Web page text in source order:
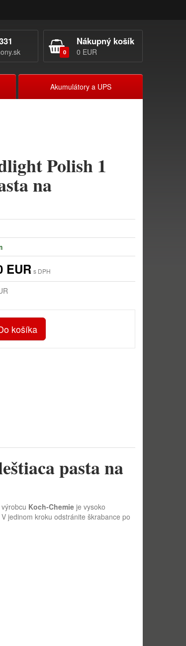
0
Nákupný košík
0 EUR
Akumulátory a UPS
Polish 1
na
EUR s DPH
košíka
pasta na
Koch-Chemie je vysoko
jedinom kroku odstránite škrabance po